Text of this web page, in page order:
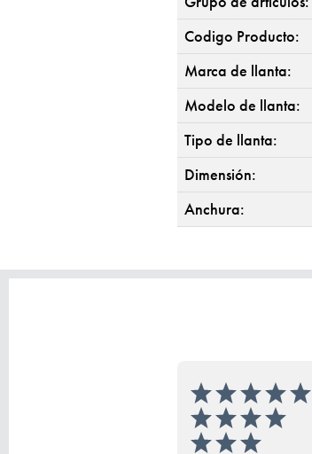
Codigo Producto:
Marca de llanta:
Modelo de llanta:
Tipo de llanta:
Dimensión:
Anchura: